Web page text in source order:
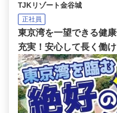
TJKリゾート金谷城
正社員
東京湾を一望できる健
充実！安心して長く働